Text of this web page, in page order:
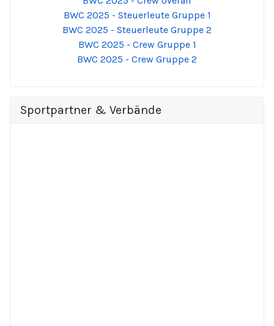
BWC 2025 - Steuerleute Gruppe 1
BWC 2025 - Steuerleute Gruppe 2
BWC 2025 - Crew Gruppe 1
BWC 2025 - Crew Gruppe 2
Sportpartner & Verbände